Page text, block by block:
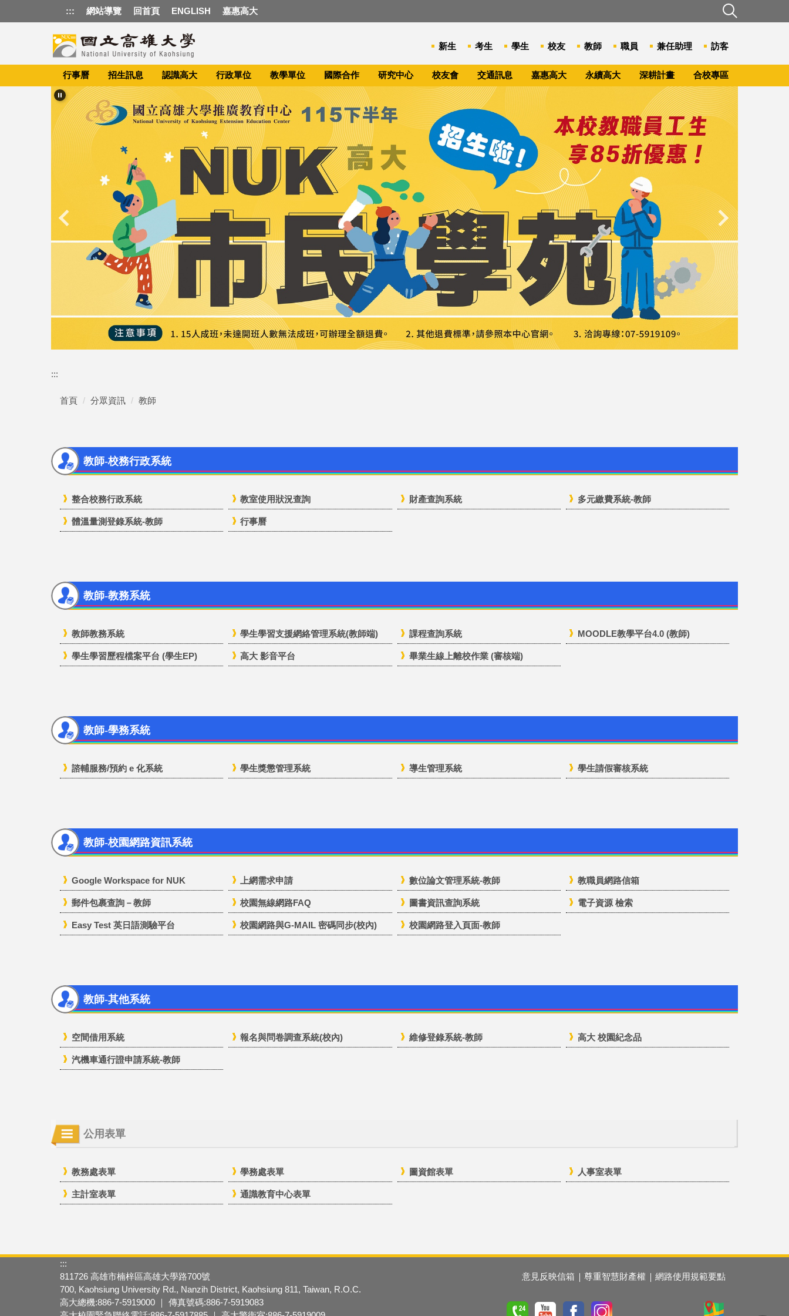
到
區
新生 考生 學生 校友 教師 職員 兼任助理 訪客
行事曆 招生訊息 認識高大 行政單位 教學單位 國際合作 研究中心 校友會 交通訊息 嘉惠高大 永續高大 深耕計畫 合校專區
::: 網站導覽 回首頁 ENGLISH 嘉惠高大
:::
首頁 分眾資訊 教師
教師-校務行政系統
整合校務行政系統 教室使用狀況查詢 財產查詢系統 多元繳費系統-教師
體溫量測登錄系統-教師 行事曆
教師-教務系統
教師教務系統 學生學習支援網絡管理系統(教師端) 課程查詢系統 MOODLE教學平台4.0 (教師)
學生學習歷程檔案平台 (學生EP) 高大 影音平台 畢業生線上離校作業 (審核端)
教師-學務系統
諮輔服務/預約 e 化系統 學生獎懲管理系統 導生管理系統 學生請假審核系統
教師-校園網路資訊系統
Google Workspace for NUK 上網需求申請 數位論文管理系統-教師 教職員網路信箱
郵件包裹查詢－教師 校園無線網路FAQ 圖書資訊查詢系統 電子資源 檢索
Easy Test 英日語測驗平台 校園網路與G-MAIL 密碼同步(校內) 校園網路登入頁面-教師
教師-其他系統
空間借用系統 報名與問卷調查系統(校內) 維修登錄系統-教師 高大 校園紀念品
汽機車通行證申請系統-教師
公用表單
教務處表單 學務處表單 圖資館表單 人事室表單
主計室表單 通識教育中心表單
:::
811726 高雄市楠梓區高雄大學路700號
700, Kaohsiung University Rd., Nanzih District, Kaohsiung 811, Taiwan, R.O.C.
高大總機:886-7-5919000 ｜ 傳真號碼:886-7-5919083
意見反映信箱 尊重智慧財產權 網路使用規範要點